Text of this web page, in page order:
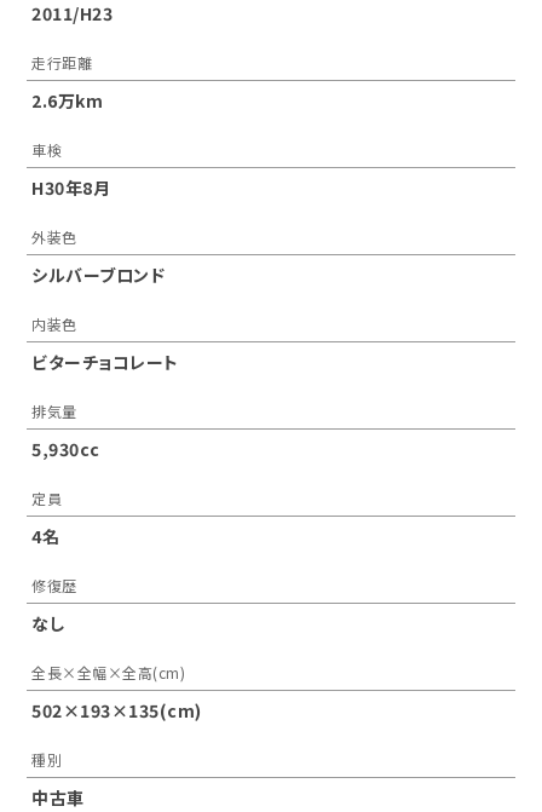
2011/H23
走行距離
2.6万km
車検
H30年8月
外装色
シルバーブロンド
内装色
ビターチョコレート
排気量
5,930cc
定員
4名
修復歴
なし
全長×全幅×全高(cm)
502×193×135(cm)
種別
中古車